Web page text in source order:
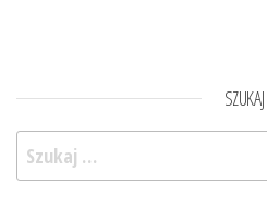
SZUKAJ
Szukaj: